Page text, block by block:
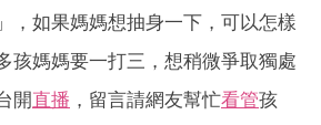
，如果媽媽想抽身一下，可以怎樣
孩媽媽要一打三，想稍微爭取獨處
開直播 ，留言請網友幫忙看管孩